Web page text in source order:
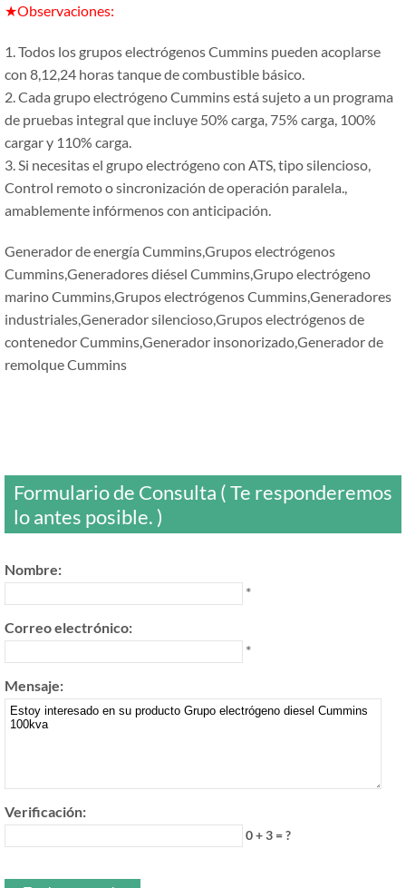
★Observaciones:
1. Todos los grupos electrógenos Cummins pueden acoplarse
con 8,12,24 horas tanque de combustible básico.
2. Cada grupo electrógeno Cummins está sujeto a un programa
de pruebas integral que incluye 50% carga, 75% carga, 100%
cargar y 110% carga.
3. Si necesitas el grupo electrógeno con ATS, tipo silencioso,
Control remoto o sincronización de operación paralela.,
amablemente infórmenos con anticipación.
Generador de energía Cummins,Grupos electrógenos
Cummins,Generadores diésel Cummins,Grupo electrógeno
marino Cummins,Grupos electrógenos Cummins,Generadores
industriales,Generador silencioso,Grupos electrógenos de
contenedor Cummins,Generador insonorizado,Generador de
remolque Cummins
Formulario de Consulta ( Te responderemos
lo antes posible. )
Nombre:
*
Correo electrónico:
*
Mensaje:
Verificación:
0 + 3 = ?